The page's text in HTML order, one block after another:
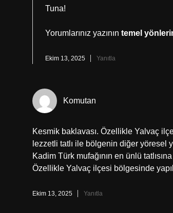
Tuna!
Yorumlarınız yazının temel
Ekim 13, 2025 Yanıtla
Komutan
Kesmik baklavası. Özellikle Yalvaç
lezzetli tatlı ile bölgenin diğer yöresel
Kadim Türk mufağının en ünlü
Özellikle Yalvaç ilçesi bölgesinde
Ekim 13, 2025 Yanıtla